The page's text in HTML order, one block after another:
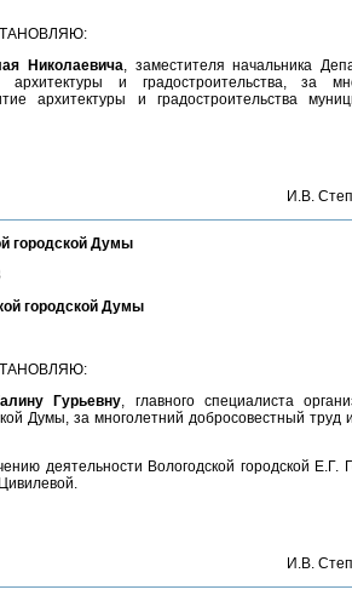
Николаевича, заместителя начальника
и градостроительства, за
архитектуры и градостроительства
И.В.
городской Думы
городской Думы
Гурьевну, главного специалиста
Думы, за многолетний добросовестный труд
деятельности Вологодской городской Е.Г.
И.В.